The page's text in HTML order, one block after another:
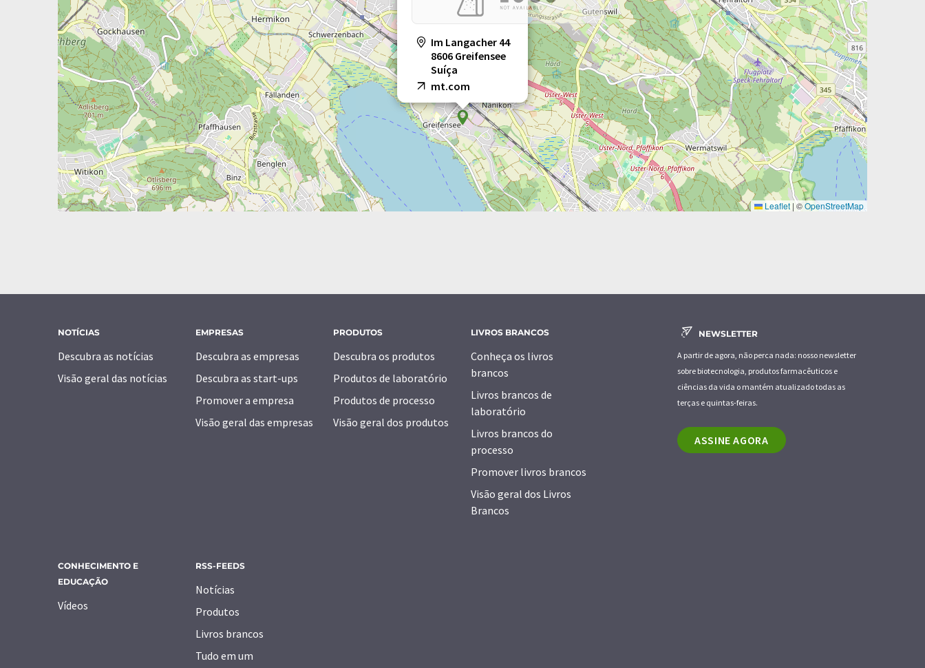
Im Langacher 44
8606 Greifensee
Suíça
mt.com
Leaflet | ©OpenStreetMap
NOTÍCIAS
Descubra as notícias
Visão geral das notícias
EMPRESAS
Descubra as empresas
Descubra as start-ups
Promover a empresa
Visão geral das empresas
PRODUTOS
Descubra os produtos
Produtos de laboratório
Produtos de processo
Visão geral dos produtos
LIVROS BRANCOS
Conheça os livros
brancos
Livros brancos de
laboratório
Livros brancos do
processo
Promover livros brancos
Visão geral dos Livros
Brancos
CONHECIMENTO E
EDUCAÇÃO
Vídeos
RSS-FEEDS
Notícias
Produtos
Livros brancos
Tudo em um
NEWSLETTER
A partir de agora, não perca nada: nosso newsletter
sobre biotecnologia, produtos farmacêuticos e
ciências da vida o mantém atualizado todas as
terças e quintas-feiras.
ASSINE AGORA